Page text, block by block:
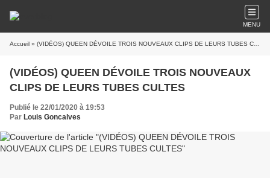
MENU
Accueil » (VIDÉOS) QUEEN DÉVOILE TROIS NOUVEAUX CLIPS DE LEURS TUBES CULTES
(VIDÉOS) QUEEN DÉVOILE TROIS NOUVEAUX
CLIPS DE LEURS TUBES CULTES
Publié le 22/01/2020 à 19:53
Par Louis Goncalves